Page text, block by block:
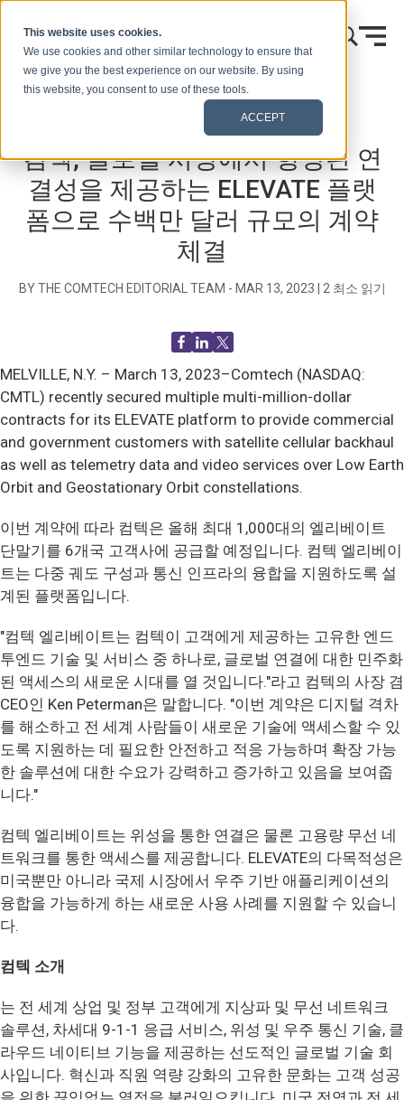
This website uses cookies.
We use cookies and other similar technology to ensure that
we give you the best experience on our website. By using
this website, you consent to use of these tools.
ACCEPT
보도 자료
컴텍, 글로벌 시장에서 향상된 연
결성을 제공하는 ELEVATE 플랫
폼으로 수백만 달러 규모의 계약
체결
BY THE COMTECH EDITORIAL TEAM - MAR 13, 2023 2 최소 읽기
MELVILLE, N.Y. – March 13, 2023–Comtech (NASDAQ:
CMTL) recently secured multiple multi-million-dollar
contracts for its ELEVATE platform to provide commercial
and government customers with satellite cellular backhaul
as well as telemetry data and video services over Low Earth
Orbit and Geostationary Orbit constellations.
이번 계약에 따라 컴텍은 올해 최대 1,000대의 엘리베이트
단말기를 6개국 고객사에 공급할 예정입니다. 컴텍 엘리베이
트는 다중 궤도 구성과 통신 인프라의 융합을 지원하도록 설
계된 플랫폼입니다.
"컴텍 엘리베이트는 컴텍이 고객에게 제공하는 고유한 엔드
투엔드 기술 및 서비스 중 하나로, 글로벌 연결에 대한 민주화
된 액세스의 새로운 시대를 열 것입니다."라고 컴텍의 사장 겸
CEO인 Ken Peterman은 말합니다. "이번 계약은 디지털 격차
를 해소하고 전 세계 사람들이 새로운 기술에 액세스할 수 있
도록 지원하는 데 필요한 안전하고 적응 가능하며 확장 가능
한 솔루션에 대한 수요가 강력하고 증가하고 있음을 보여줍
니다."
컴텍 엘리베이트는 위성을 통한 연결은 물론 고용량 무선 네
트워크를 통한 액세스를 제공합니다. ELEVATE의 다목적성은
미국뿐만 아니라 국제 시장에서 우주 기반 애플리케이션의
융합을 가능하게 하는 새로운 사용 사례를 지원할 수 있습니
다.
컴텍 소개
는 전 세계 상업 및 정부 고객에게 지상파 및 무선 네트워크
솔루션, 차세대 9-1-1 응급 서비스, 위성 및 우주 통신 기술, 클
라우드 네이티브 기능을 제공하는 선도적인 글로벌 기술 회
사입니다. 혁신과 직원 역량 강화의 고유한 문화는 고객 성공